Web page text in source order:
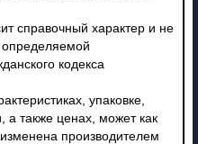
справочный характер и не
кодекса
упаковке,
а также ценах, может как
производителем